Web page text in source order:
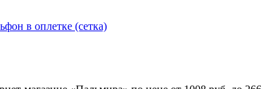
в оплетке (сетка)